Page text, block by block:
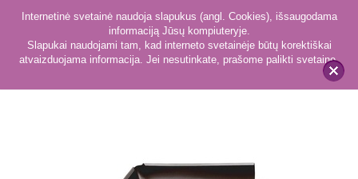
x
Internetinė svetainė naudoja slapukus (angl. Cookies), išsaugodama
informaciją Jūsų kompiuteryje.
Slapukai naudojami tam, kad interneto svetainėje būtų korektiškai
atvaizduojama informacija. Jei nesutinkate, prašome palikti svetainę.
Kampai 177